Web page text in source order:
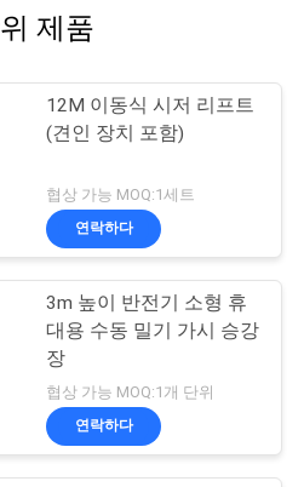
제품
12M 이동식 시저 리프트
(견인 장치 포함)
협상 가능 MOQ:1세트
연락하다
3m 높이 반전기 소형 휴
대용 수동 밀기 가시 승강
장
협상 가능 MOQ:1개 단위
연락하다